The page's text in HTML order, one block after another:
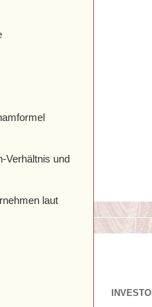
Verhältnis und
laut